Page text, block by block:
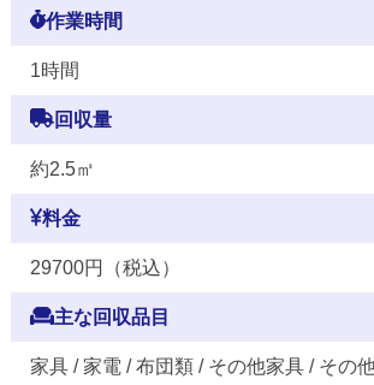
作業時間
1時間
回収量
約2.5㎥
料金
29700円（税込）
主な回収品目
家具 / 家電 / 布団類 / その他家具 / その